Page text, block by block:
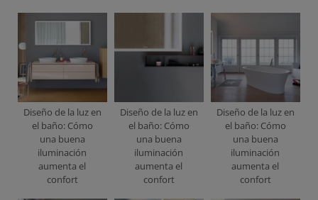
Diseño de la luz en
el baño: Cómo
una buena
iluminación
aumenta el
confort
Diseño de la luz en
el baño: Cómo
una buena
iluminación
aumenta el
confort
Diseño de la luz en
el baño: Cómo
una buena
iluminación
aumenta el
confort